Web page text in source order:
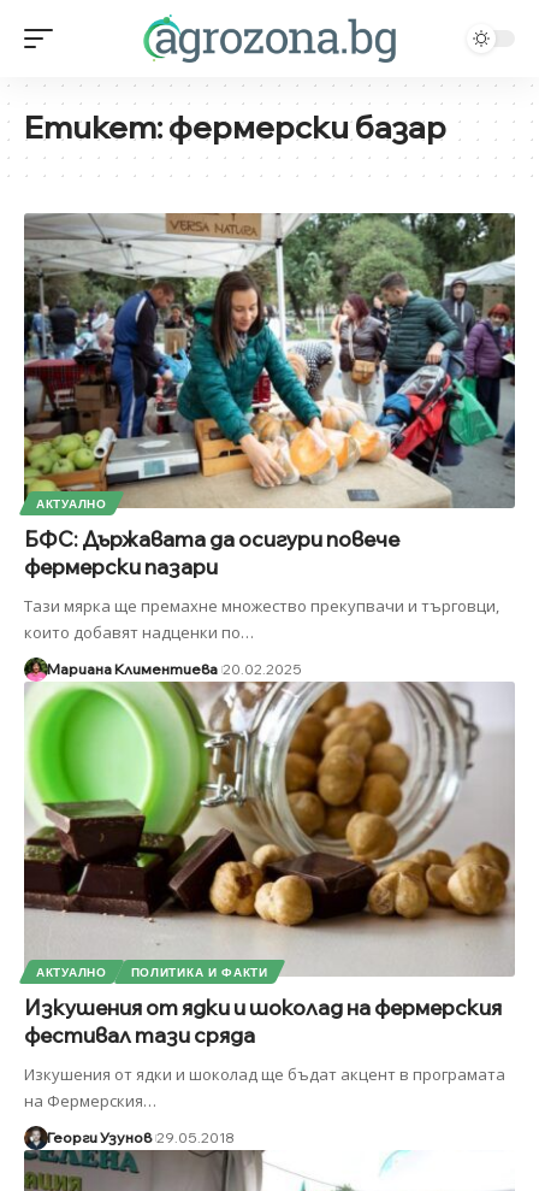
Етикет:фермерски базар
АКТУАЛНО
БФС: Държавата да осигури повече
фермерски пазари
Тази мярка ще премахне множество прекупвачи и търговци,
които добавят надценки по…
Мариана Климентиева 20.02.2025
АКТУАЛНО ПОЛИТИКА И ФАКТИ
Изкушения от ядки и шоколад на фермерския
фестивал тази сряда
Изкушения от ядки и шоколад ще бъдат акцент в програмата
на Фермерския…
Георги Узунов 29.05.2018